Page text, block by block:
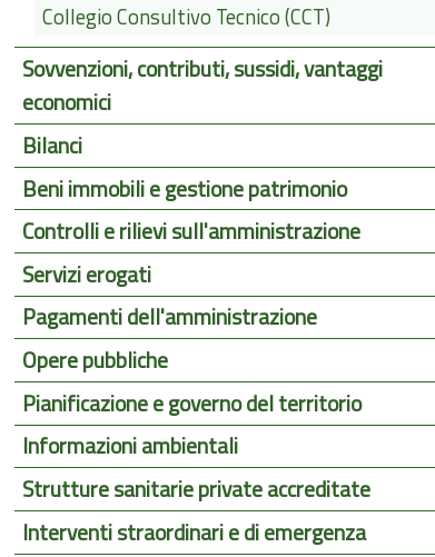
Collegio Consultivo Tecnico (CCT)
Sovvenzioni, contributi, sussidi, vantaggi
economici
Bilanci
Beni immobili e gestione patrimonio
Controlli e rilievi sull'amministrazione
Servizi erogati
Pagamenti dell'amministrazione
Opere pubbliche
Pianificazione e governo del territorio
Informazioni ambientali
Strutture sanitarie private accreditate
Interventi straordinari e di emergenza